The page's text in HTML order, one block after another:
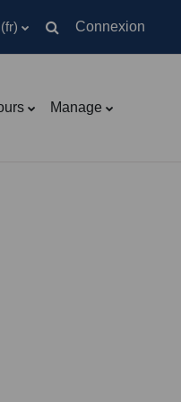
Activer/désactiver la
Connexion
Manage